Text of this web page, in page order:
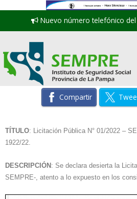
Nuevo número telefónico del
Compartir
TÍTULO: Licitación Pública N° 01/2022 –
1922/22.
DESCRIPCIÓN : Se declara desierta la
SEMPRE-, atento a lo expuesto en los